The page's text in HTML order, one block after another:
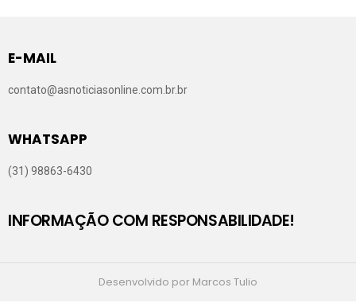
E-MAIL
contato@asnoticiasonline.com.br.br
WHATSAPP
(31) 98863-6430
INFORMAÇÃO COM RESPONSABILIDADE!
Desenvolvido por Marcos Tulio